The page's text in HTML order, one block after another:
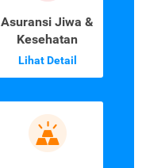
Asuransi Jiwa &
Kesehatan
Lihat Detail